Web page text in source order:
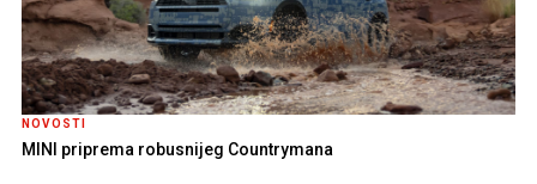
NOVOSTI
MINI priprema robusnijeg Countrymana